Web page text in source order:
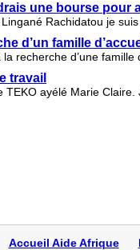
une bourse pour
Rachidatou je
d’un famille
recherche d’une
travail
TEKO ayélé Marie
Accueil Aide Afrique